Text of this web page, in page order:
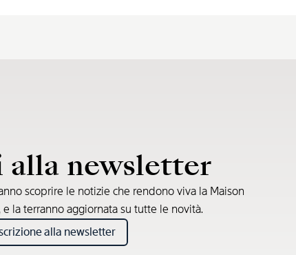
newsletter
scoprire le notizie che rendono viva la Maison
e la terranno aggiornata su tutte le novità.
alla newsletter